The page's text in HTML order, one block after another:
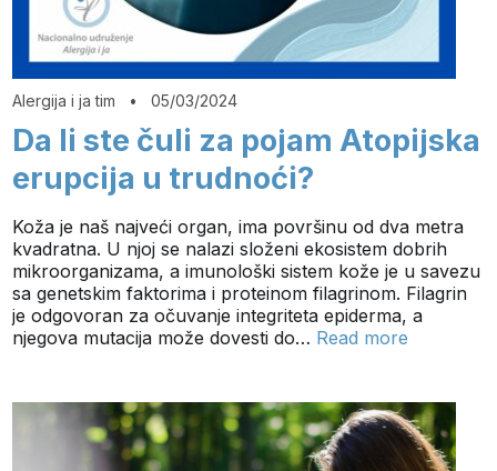
Alergija i ja tim •05/03/2024
Da li ste čuli za pojam Atopijska
erupcija u trudnoći?
Koža je naš najveći organ, ima površinu od dva metra
kvadratna. U njoj se nalazi složeni ekosistem dobrih
mikroorganizama, a imunološki sistem kože je u savezu
sa genetskim faktorima i proteinom filagrinom. Filagrin
je odgovoran za očuvanje integriteta epiderma, a
njegova mutacija može dovesti do… Read more